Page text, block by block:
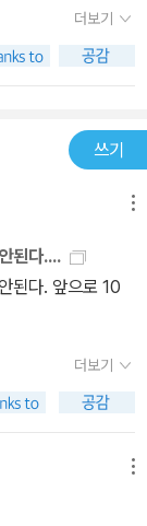
에 대한 정의에
.이런 상태에서,
어딘가에 그저
에는 내가 존재하
은 동시에 나의
착하고 있는 내
림이 있는 것입
든 신들 역시 이런
, 강조는 인용자)
이미지를 만들어
만 실체 없는, 그
통해 존재의 무
래서 파스칼의 말
고 말했으리라.
적이 없다. 스스
더보기
쓰기
된다....
된다. 앞으로 10
더보기